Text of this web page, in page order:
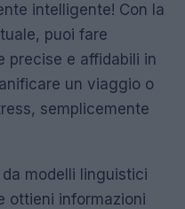
intelligente! Con la
puoi fare
precise e affidabili in
un viaggio o
semplicemente
modelli linguistici
ottieni informazioni